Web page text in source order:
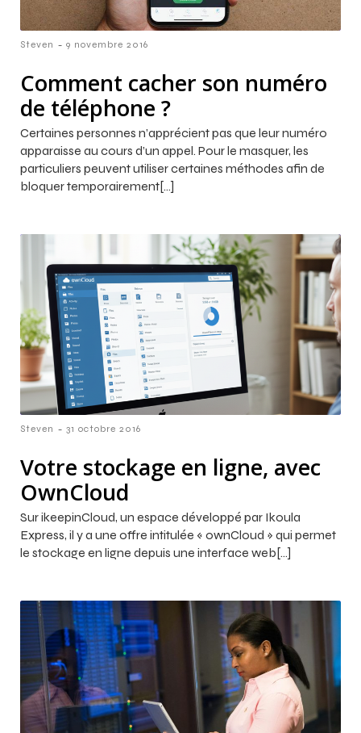
Steven - 9 novembre 2016
Comment cacher son numéro
de téléphone ?
Certaines personnes n’apprécient pas que leur numéro
apparaisse au cours d’un appel. Pour le masquer, les
particuliers peuvent utiliser certaines méthodes afin de
bloquer temporairement[…]
Steven - 31 octobre 2016
Votre stockage en ligne, avec
OwnCloud
Sur ikeepinCloud, un espace développé par Ikoula
Express, il y a une offre intitulée « ownCloud » qui permet
le stockage en ligne depuis une interface web[…]